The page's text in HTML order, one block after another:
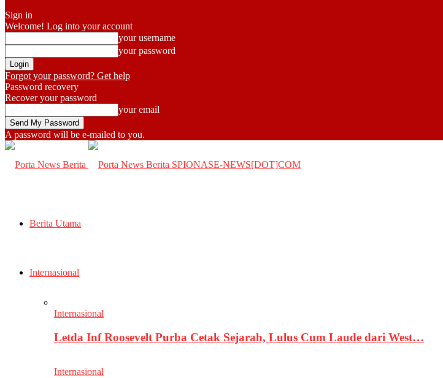
Sign in
Welcome! Log into your account
your username
your password
Forgot your password? Get help
Password recovery
Recover your password
your email
A password will be e-mailed to you.
SPIONASE-NEWS[DOT]COM
Berita Utama
Internasional
Internasional
Letda Inf Roosevelt Purba Cetak Sejarah, Lulus Cum Laude dari West…
Internasional